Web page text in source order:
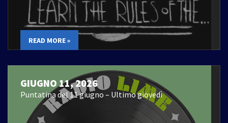
READ MORE »
GIUGNO 11, 2026
Puntatina del 11 giugno – Ultimo giovedì